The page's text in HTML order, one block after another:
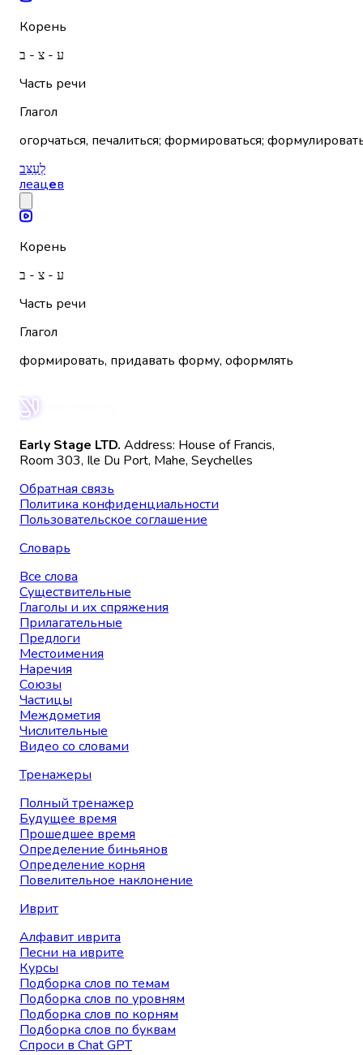
Корень
ע - צ - ב
Часть речи
Глагол
огорчаться, печалиться; формироваться;
לְעַצֵּב
леацев
Корень
ע - צ - ב
Часть речи
Глагол
формировать, придавать форму, оформлять
Early Stage LTD. Address: House of Francis,
Room 303, Ile Du Port, Mahe, Seychelles
Обратная связь
Политика конфиденциальности
Пользовательское соглашение
Словарь
Все слова
Существительные
Глаголы и их спряжения
Прилагательные
Предлоги
Местоимения
Наречия
Союзы
Частицы
Междометия
Числительные
Видео со словами
Тренажеры
Полный тренажер
Будущее время
Прошедшее время
Определение биньянов
Определение корня
Повелительное наклонение
Иврит
Алфавит иврита
Песни на иврите
Курсы
Подборка слов по темам
Подборка слов по уровням
Подборка слов по корням
Подборка слов по буквам
Спроси в Chat GPT